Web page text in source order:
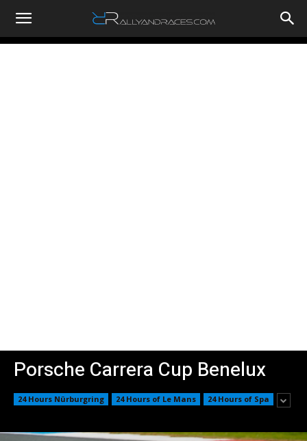
RallyandRaces.com
Porsche Carrera Cup Benelux
24 Hours Nürburgring 24 Hours of Le Mans 24 Hours of Spa